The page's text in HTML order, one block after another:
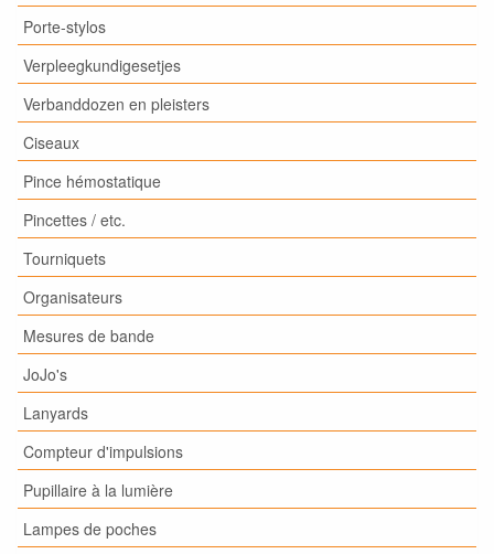
Porte-stylos
Verpleegkundigesetjes
Verbanddozen en pleisters
Ciseaux
Pince hémostatique
Pincettes / etc.
Tourniquets
Organisateurs
Mesures de bande
JoJo's
Lanyards
Compteur d'impulsions
Pupillaire à la lumière
Lampes de poches